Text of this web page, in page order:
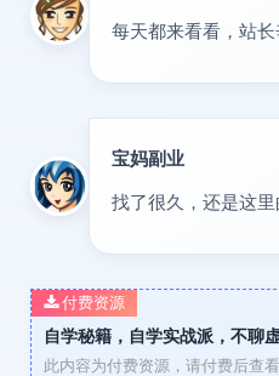
每天都来看看，站长
宝妈副业
找了很久，还是这里
自学秘籍，自学实战派，不聊
此内容为付费资源，请付费后查看
付费资源